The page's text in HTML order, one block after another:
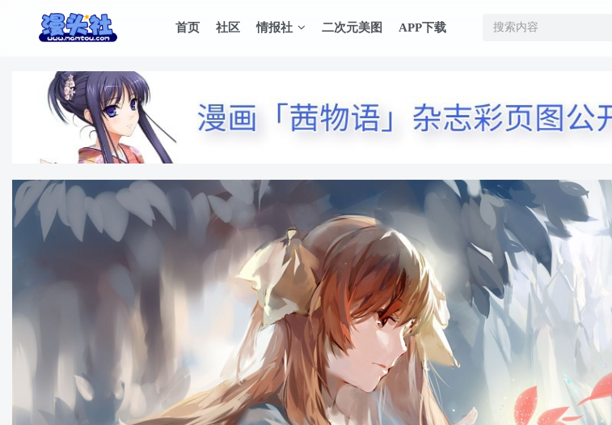
首页 社区 情报社 二次元美图 APP下载